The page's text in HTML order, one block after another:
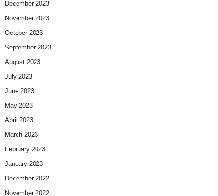
December 2023
November 2023
October 2023
September 2023
August 2023
July 2023
June 2023
May 2023
April 2023
March 2023
February 2023
January 2023
December 2022
November 2022